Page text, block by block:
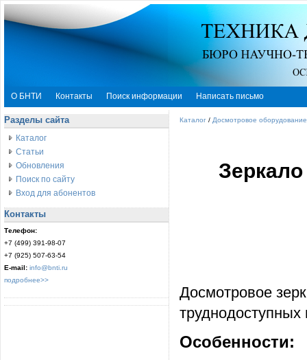
О БНТИ Контакты Поиск информации Написать письмо
Разделы сайта
Каталог
Статьи
Обновления
Поиск по сайту
Вход для абонентов
Контакты
Телефон:
+7 (499) 391-98-07
+7 (925) 507-63-54
E-mail: info@bnti.ru
подробнее>>
Каталог / Досмотровое оборудование
Досмотровое
труднодоступных
Особенности: